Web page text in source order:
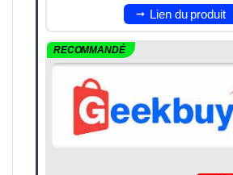
Lien du produit
RECOMMANDÉ